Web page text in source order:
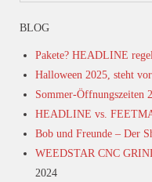
BLOG
Pakete? HEADLINE
Halloween 2025, steht
Sommer-Öffnungszeiten
HEADLINE vs.
Bob und Freunde – Der
WEEDSTAR CNC
2024